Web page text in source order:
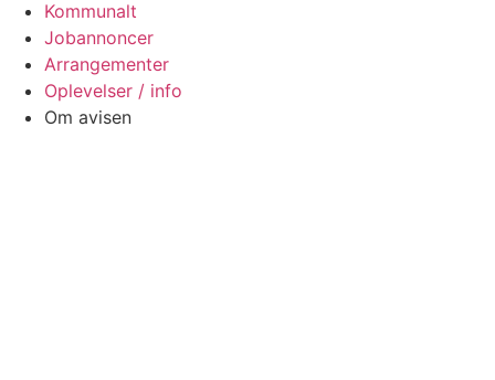
Kommunalt
Jobannoncer
Arrangementer
Oplevelser / info
Om avisen